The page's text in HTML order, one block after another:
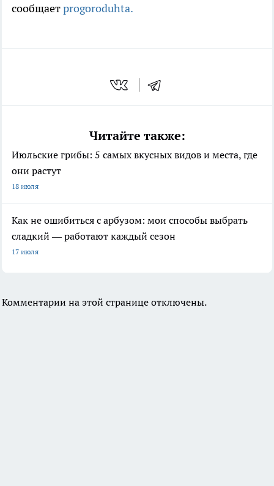
сообщаетprogoroduhta.
Читайте также:
Июльские грибы: 5 самых вкусных видов и места, где
они растут
18 июля
Как не ошибиться с арбузом: мои способы выбрать
сладкий — работают каждый сезон
17 июля
Комментарии на этой странице отключены.